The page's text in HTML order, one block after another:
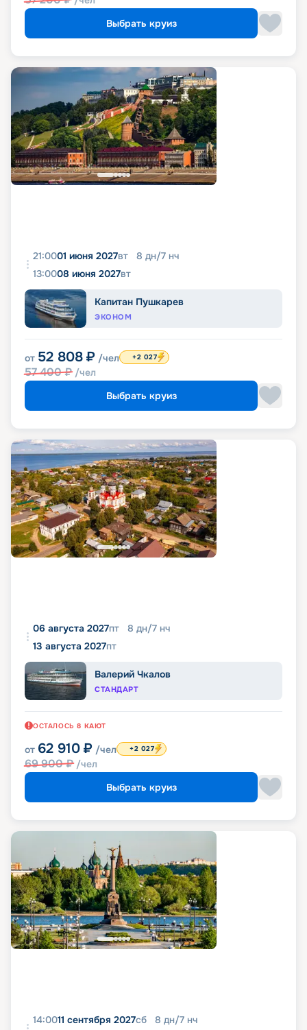
Выбрать круиз
21:0001 июня 2027вт 8 дн/7 нч
13:0008 июня 2027вт
Капитан Пушкарев
ЭКОНОМ
от 52 808 ₽ /чел
57 400₽ /чел
+2 027
Выбрать круиз
06 августа 2027пт 8 дн/7 нч
13 августа 2027пт
Валерий Чкалов
СТАНДАРТ
ОСТАЛОСЬ 8 КАЮТ
от 62 910 ₽ /чел
69 900₽ /чел
+2 027
Выбрать круиз
14:0011 сентября 2027сб 8 дн/7 нч